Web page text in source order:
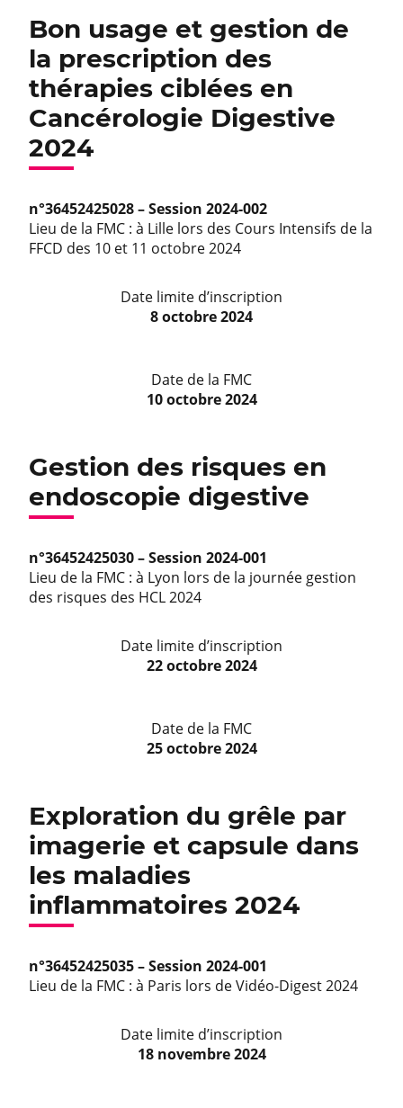
Bon usage et gestion de
la prescription des
thérapies ciblées en
Cancérologie Digestive
2024
n°36452425028 – Session 2024-002
Lieu de la FMC : à Lille lors des Cours Intensifs de la
FFCD des 10 et 11 octobre 2024
Date limite d’inscription
8 octobre 2024
Date de la FMC
10 octobre 2024
Gestion des risques en
endoscopie digestive
n°36452425030 – Session 2024-001
Lieu de la FMC : à Lyon lors de la journée gestion
des risques des HCL 2024
Date limite d’inscription
22 octobre 2024
Date de la FMC
25 octobre 2024
Exploration du grêle par
imagerie et capsule dans
les maladies
inflammatoires 2024
n°36452425035 – Session 2024-001
Lieu de la FMC : à Paris lors de Vidéo-Digest 2024
Date limite d’inscription
18 novembre 2024